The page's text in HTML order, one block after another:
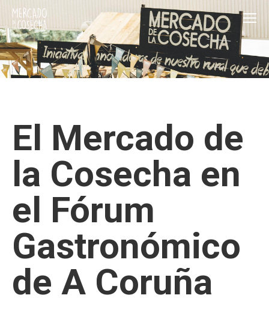
El Mercado de
la Cosecha en
el Fórum
Gastronómico
de A Coruña